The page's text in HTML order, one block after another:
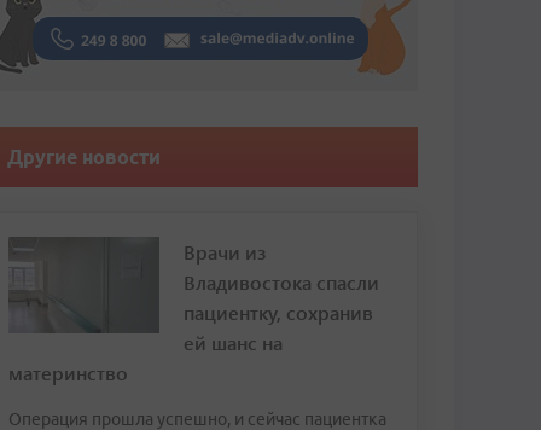
Другие новости
Врачи из
Владивостока спасли
пациентку, сохранив
ей шанс на
материнство
Операция прошла успешно, и сейчас пациентка